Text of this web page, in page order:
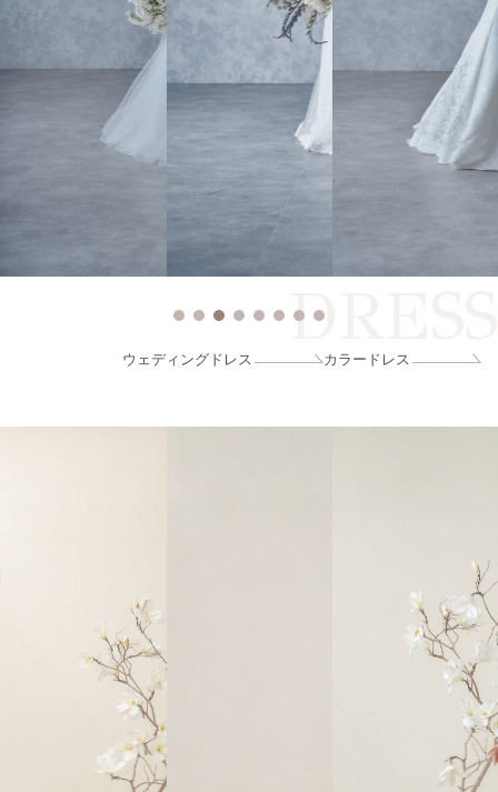
DRESS
ウェディングドレス カラードレス